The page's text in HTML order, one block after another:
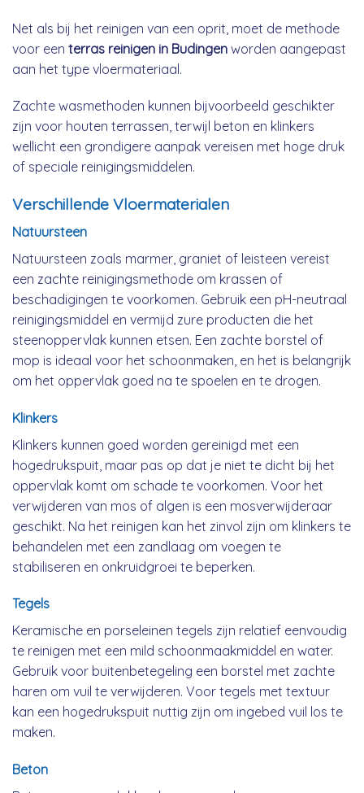
Net als bij het reinigen van een oprit, moet de methode
voor een terras reinigen in Budingen worden aangepast
aan het type vloermateriaal.
Zachte wasmethoden kunnen bijvoorbeeld geschikter
zijn voor houten terrassen, terwijl beton en klinkers
wellicht een grondigere aanpak vereisen met hoge druk
of speciale reinigingsmiddelen.
Verschillende Vloermaterialen
Natuursteen
Natuursteen zoals marmer, graniet of leisteen vereist
een zachte reinigingsmethode om krassen of
beschadigingen te voorkomen. Gebruik een pH-neutraal
reinigingsmiddel en vermijd zure producten die het
steenoppervlak kunnen etsen. Een zachte borstel of
mop is ideaal voor het schoonmaken, en het is belangrijk
om het oppervlak goed na te spoelen en te drogen.
Klinkers
Klinkers kunnen goed worden gereinigd met een
hogedrukspuit, maar pas op dat je niet te dicht bij het
oppervlak komt om schade te voorkomen. Voor het
verwijderen van mos of algen is een mosverwijderaar
geschikt. Na het reinigen kan het zinvol zijn om klinkers te
behandelen met een zandlaag om voegen te
stabiliseren en onkruidgroei te beperken.
Tegels
Keramische en porseleinen tegels zijn relatief eenvoudig
te reinigen met een mild schoonmaakmiddel en water.
Gebruik voor buitenbetegeling een borstel met zachte
haren om vuil te verwijderen. Voor tegels met textuur
kan een hogedrukspuit nuttig zijn om ingebed vuil los te
maken.
Beton